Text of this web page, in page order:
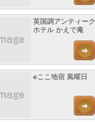
英国調アンティーク
ホテル かえで庵
eここ地宿 風曜日